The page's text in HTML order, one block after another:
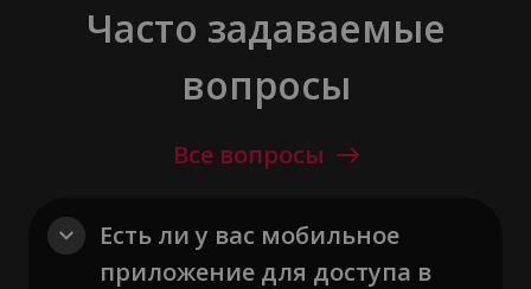
Часто задаваемые
вопросы
Все вопросы
Есть ли у вас мобильное
приложение для доступа в